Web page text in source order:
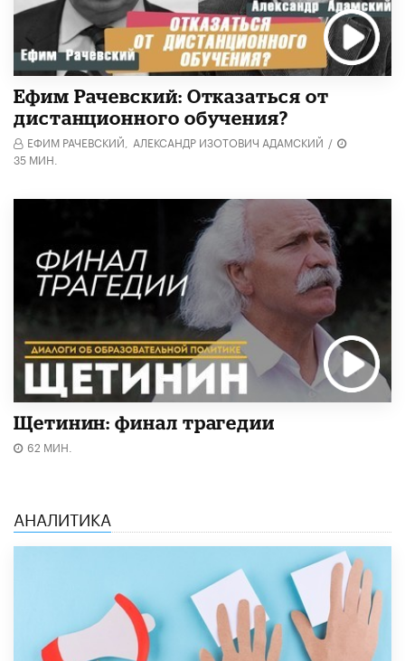
Ефим Рачевский: Отказаться от
дистанционного обучения?
ЕФИМ РАЧЕВСКИЙ, АЛЕКСАНДР ИЗОТОВИЧ АДАМСКИЙ /
35 МИН.
Щетинин: финал трагедии
62 МИН.
АНАЛИТИКА